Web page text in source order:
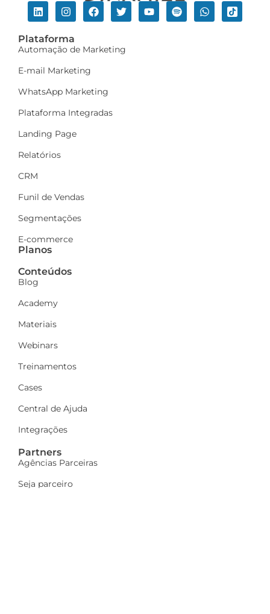
Plataforma
Automação de Marketing
E-mail Marketing
WhatsApp Marketing
Plataforma Integradas
Landing Page
Relatórios
CRM
Funil de Vendas
Segmentações
E-commerce
Planos
Conteúdos
Blog
Academy
Materiais
Webinars
Treinamentos
Cases
Central de Ajuda
Integrações
Partners
Agências Parceiras
Seja parceiro